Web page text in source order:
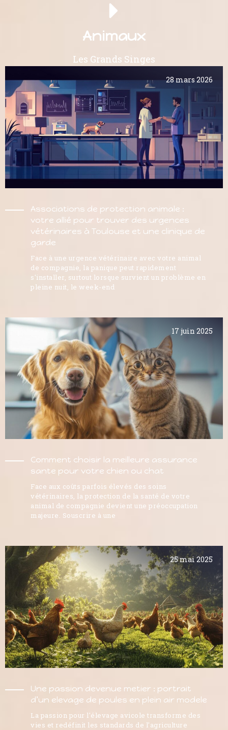
Animaux
Les Grands Singes
28 mars 2026
Associations de protection animale :
votre allié pour trouver des urgences
vétérinaires à Toulouse et une clinique de
garde
Face à une urgence vétérinaire avec votre animal
de compagnie, la panique peut rapidement
s'installer, surtout lorsque survient un problème en
pleine nuit, le week-end
17 juin 2025
Comment choisir la meilleure assurance
sante pour votre chien ou chat
Face aux coûts parfois élevés des soins
vétérinaires, la protection de la santé de votre
animal de compagnie devient une préoccupation
majeure. Souscrire à une
25 mai 2025
Une passion devenue metier : portrait
d’un elevage de poules en plein air modele
La passion pour l'élevage avicole transforme des
vies et redéfinit les standards de l'agriculture